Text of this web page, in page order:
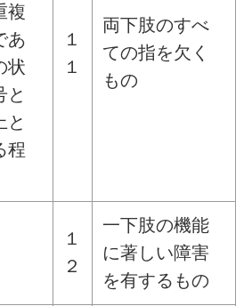
複
あ
状
と
と
程
１
１
両下肢のすべ
ての指を欠く
もの
１
２
一下肢の機能
に著しい障害
を有するもの